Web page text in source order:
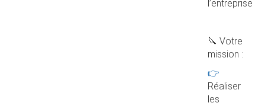
l’entreprise
🔪 Votre
mission :
👉
Réaliser
les